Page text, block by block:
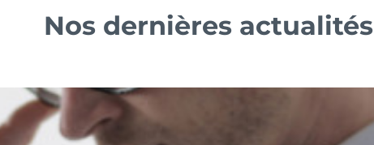
Nos dernières actualités